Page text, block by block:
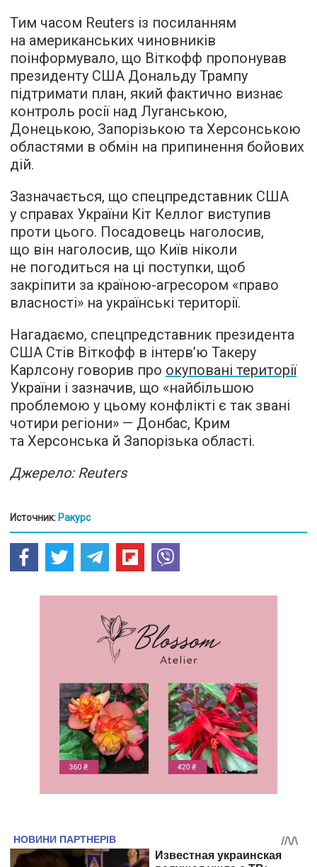
Тим часом Reuters із посиланням
на американських чиновників
поінформувало, що Віткофф пропонував
президенту США Дональду Трампу
підтримати план, який фактично визнає
контроль росії над Луганською,
Донецькою, Запорізькою та Херсонською
областями в обмін на припинення бойових
дій.
Зазначається, що спецпредставник США
у справах України Кіт Келлог виступив
проти цього. Посадовець наголосив,
що він наголосив, що Київ ніколи
не погодиться на ці поступки, щоб
закріпити за країною-агресором «право
власності» на українські території.
Нагадаємо, спецпредставник президента
США Стів Віткофф в інтерв’ю Такеру
Карлсону говорив про окуповані території
України і зазначив, що «найбільшою
проблемою у цьому конфлікті є так звані
чотири регіони» — Донбас, Крим
та Херсонська й Запорізька області.
Джерело: Reuters
Источник: Ракурс